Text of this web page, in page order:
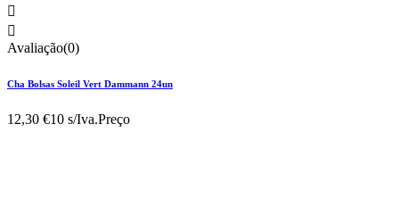


Avaliação(0)
Cha Bolsas Soleil Vert Dammann 24un
12,30 €10 s/Iva.Preço